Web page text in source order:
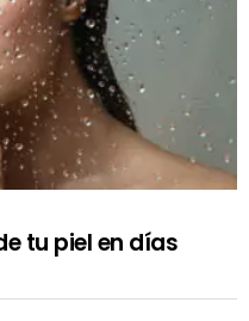
tu piel en días